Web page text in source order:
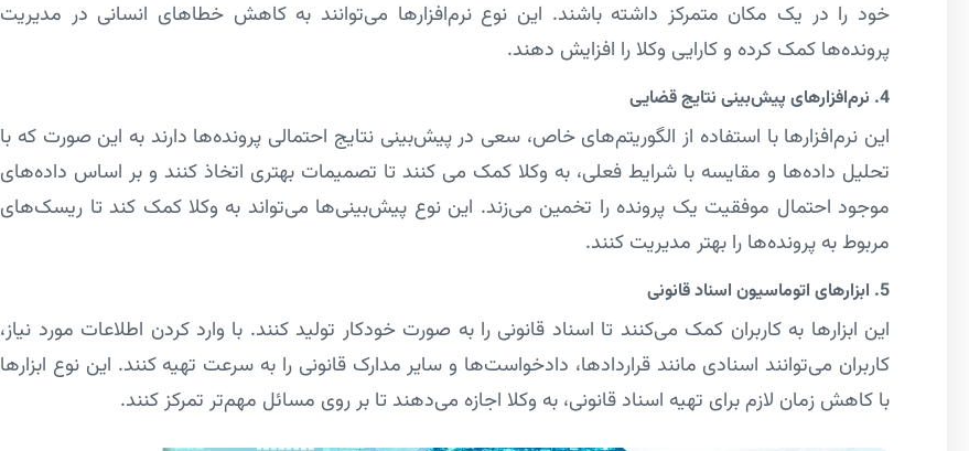
خود را در یک مکان متمرکز داشته باشند. این نوع نرم‌افزارها می‌توانند به کاهش خطاهای انسانی در مدیریت
پرونده‌ها کمک کرده و کارایی وکلا را افزایش دهند.
4. نرم‌افزارهای پیش‌بینی نتایج قضایی
این نرم‌افزارها با استفاده از الگوریتم‌های خاص، سعی در پیش‌بینی نتایج احتمالی پرونده‌ها دارند به این صورت که با
تحلیل داده‌ها و مقایسه با شرایط فعلی، به وکلا کمک می کنند تا تصمیمات بهتری اتخاذ کنند و بر اساس داده‌های
موجود احتمال موفقیت یک پرونده را تخمین می‌زند. این نوع پیش‌بینی‌ها می‌تواند به وکلا کمک کند تا ریسک‌های
مربوط به پرونده‌ها را بهتر مدیریت کنند.
5. ابزارهای اتوماسیون اسناد قانونی
این ابزارها به کاربران کمک می‌کنند تا اسناد قانونی را به صورت خودکار تولید کنند. با وارد کردن اطلاعات مورد نیاز،
کاربران می‌توانند اسنادی مانند قراردادها، دادخواست‌ها و سایر مدارک قانونی را به سرعت تهیه کنند. این نوع ابزارها
با کاهش زمان لازم برای تهیه اسناد قانونی، به وکلا اجازه می‌دهند تا بر روی مسائل مهم‌تر تمرکز کنند.